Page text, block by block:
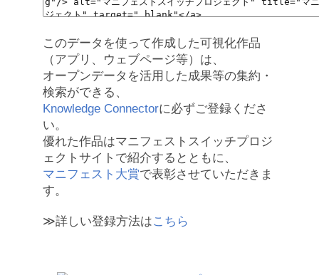
このデータを使って作成した可視化作品
（アプリ、ウェブページ等）は、
オープンデータを活用した成果等の集約・
検索ができる、
Knowledge Connectorに必ずご登録くださ
い。
優れた作品はマニフェストスイッチプロジ
ェクトサイトで紹介するとともに、
マニフェスト大賞で表彰させていただきま
す。
≫詳しい登録方法はこちら